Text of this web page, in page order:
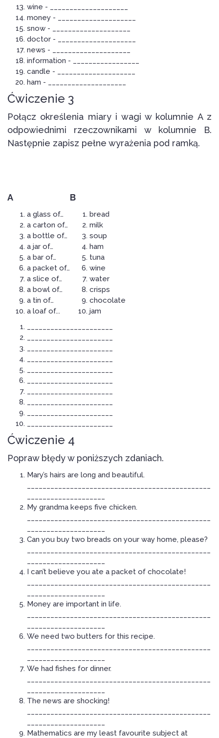
wine - ____________________
money - ____________________
snow - ____________________
doctor - ____________________
news - ____________________
information - _________________
candle - ____________________
ham - ____________________
Ćwiczenie 3
Połącz określenia miary i wagi w kolumnie A z
odpowiednimi rzeczownikami w kolumnie B.
Następnie zapisz pełne wyrażenia pod ramką.
A B
a glass of…
a carton of…
a bottle of…
a jar of…
a bar of…
a packet of…
a slice of…
a bowl of…
a tin of…
a loaf of...
bread
milk
soup
ham
tuna
wine
water
crisps
chocolate
jam
Ćwiczenie 4
Popraw błędy w poniższych zdaniach.
Mary’s hairs are long and beautiful.
My grandma keeps five chicken.
Can you buy two breads on your way home, please?
I can’t believe you ate a packet of chocolate!
Money are important in life.
We need two butters for this recipe.
We had fishes for dinner.
The news are shocking!
Mathematics are my least favourite subject at